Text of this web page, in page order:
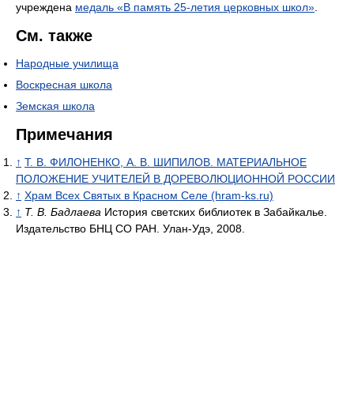
учреждена медаль «В память 25-летия церковных школ»
См. также
Народные училища
Воскресная школа
Земская школа
Примечания
↑ Т. В. ФИЛОНЕНКО, А. В. ШИПИЛОВ. МАТЕРИАЛЬНОЕ
ПОЛОЖЕНИЕ УЧИТЕЛЕЙ В ДОРЕВОЛЮЦИОННОЙ РОССИИ
↑ Храм Всех Святых в Красном Селе (hram-ks.ru)
↑ Т. В. Бадлаева История светских библиотек в Забайкалье.
Издательство БНЦ СО РАН. Улан-Удэ, 2008.